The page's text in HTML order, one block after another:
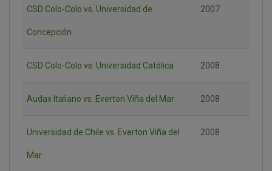
CSD Colo-Colo vs. Universidad de
Concepción
2007
CSD Colo-Colo vs. Universidad Católica 2008
Audax Italiano vs. Everton Viña del Mar 2008
Universidad de Chile vs. Everton Viña del
Mar
2008